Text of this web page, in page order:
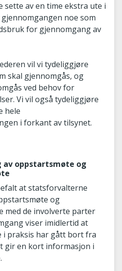
av en time ekstra ute i
noe som
for gjennomgang av
vil vi tydeliggjøre
skal gjennomgås, og
ved behov for
Vi vil også tydeliggjøre
hele
i forkant av tilsynet.
av oppstartsmøte og
at statsforvalterne
og
med de involverte parter
viser imidlertid at
i praksis har gått bort fra
gir en kort informasjon i